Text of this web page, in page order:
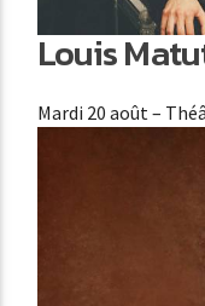
Louis
Mardi 20 août–